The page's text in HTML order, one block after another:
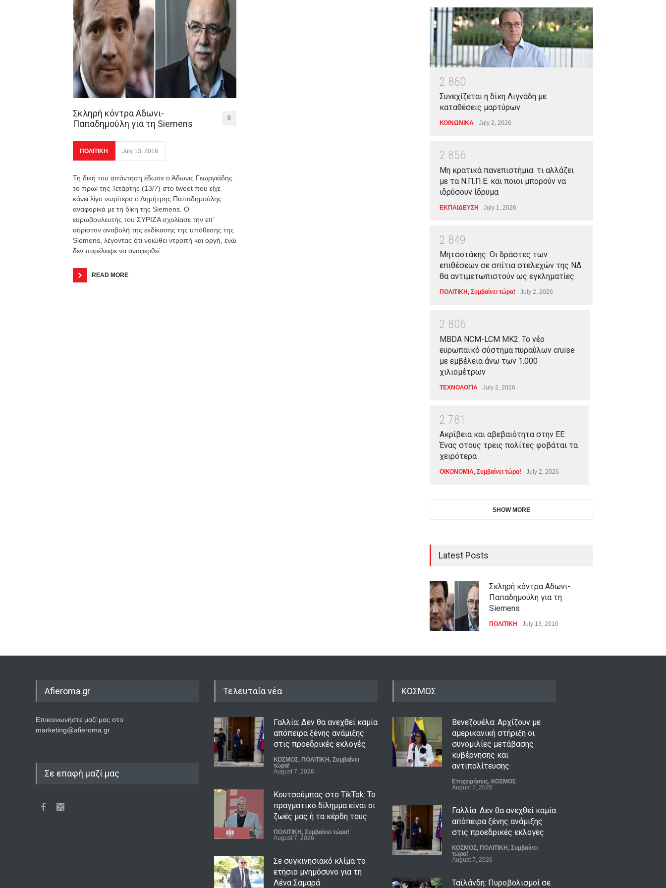
Σκληρή κόντρα Αδωνι-
Παπαδημούλη για τη Siemens
0
ΠΟΛΙΤΙΚΗ July 13, 2016
Τη δική του απάντηση έδωσε ο Άδωνις Γεωργιάδης
το πρωί της Τετάρτης (13/7) στο tweet που είχε
κάνει λίγο νωρίτερα ο Δημήτρης Παπαδημούλης
αναφορικά με τη δίκη της Siemens. Ο
ευρωβουλευτής του ΣΥΡΙΖΑ σχολίασε την επ’
αόριστον αναβολή της εκδίκασης της υπόθεσης της
Siemens, λέγοντας ότι νοιώθει ντροπή και οργή, ενώ
δεν παρέλειψε να αναφερθεί
READ MORE
2 860
Συνεχίζεται η δίκη Λιγνάδη με
καταθέσεις μαρτύρων
ΚΟΙΝΩΝΙΚΑ July 2, 2026
2 856
Μη κρατικά πανεπιστήμια: τι αλλάζει
με τα Ν.Π.Π.Ε. και ποιοι μπορούν να
ιδρύσουν ίδρυμα
ΕΚΠΑΙΔΕΥΣΗ July 1, 2026
2 849
Μητσοτάκης: Οι δράστες των
επιθέσεων σε σπίτια στελεχών της ΝΔ
θα αντιμετωπιστούν ως εγκληματίες
ΠΟΛΙΤΙΚΗ, Συμβαίνει τώρα! July 2, 2026
2 806
MBDA NCM-LCM MK2: Το νέο
ευρωπαϊκό σύστημα πυραύλων cruise
με εμβέλεια άνω των 1.000
χιλιομέτρων
ΤΕΧΝΟΛΟΓΙΑ July 2, 2026
2 781
Ακρίβεια και αβεβαιότητα στην ΕΕ:
Ένας στους τρεις πολίτες φοβάται τα
χειρότερα
ΟΙΚΟΝΟΜΙΑ, Συμβαίνει τώρα! July 2, 2026
SHOW MORE
Latest Posts
Σκληρή κόντρα Αδωνι-
Παπαδημούλη για τη
Siemens
ΠΟΛΙΤΙΚΗ July 13, 2016
Afieroma.gr
Επικοινωνήστε μαζί μας στο
marketing@afieroma.gr
Σε επαφή μαζί μας
Τελευταία νέα
Γαλλία: Δεν θα ανεχθεί καμία
απόπειρα ξένης ανάμιξης
στις προεδρικές εκλογές
ΚΟΣΜΟΣ, ΠΟΛΙΤΙΚΗ , Συμβαίνει
τώρα!
August 7, 2026
Κουτσούμπας στο TikTok: Το
πραγματικό δίλημμα είναι οι
ζωές μας ή τα κέρδη τους
ΠΟΛΙΤΙΚΗ , Συμβαίνει τώρα!
August 7, 2026
Σε συγκινησιακό κλίμα το
ετήσιο μνημόσυνο για τη
Λένα Σαμαρά
ΚΟΣΜΟΣ
Βενεζουέλα: Αρχίζουν με
αμερικανική στήριξη οι
συνομιλίες μετάβασης
κυβέρνησης και
αντιπολίτευσης
Επιχειρήσεις, ΚΟΣΜΟΣ
August 7, 2026
Γαλλία: Δεν θα ανεχθεί καμία
απόπειρα ξένης ανάμιξης
στις προεδρικές εκλογές
ΚΟΣΜΟΣ, ΠΟΛΙΤΙΚΗ , Συμβαίνει
τώρα!
August 7, 2026
Ταϊλάνδη: Πυροβολισμοί σε